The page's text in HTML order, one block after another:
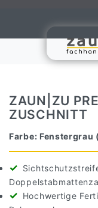
ZAUN|ZU
ZUSCHNITT
Farbe: Fenstergrau
Hochwertige